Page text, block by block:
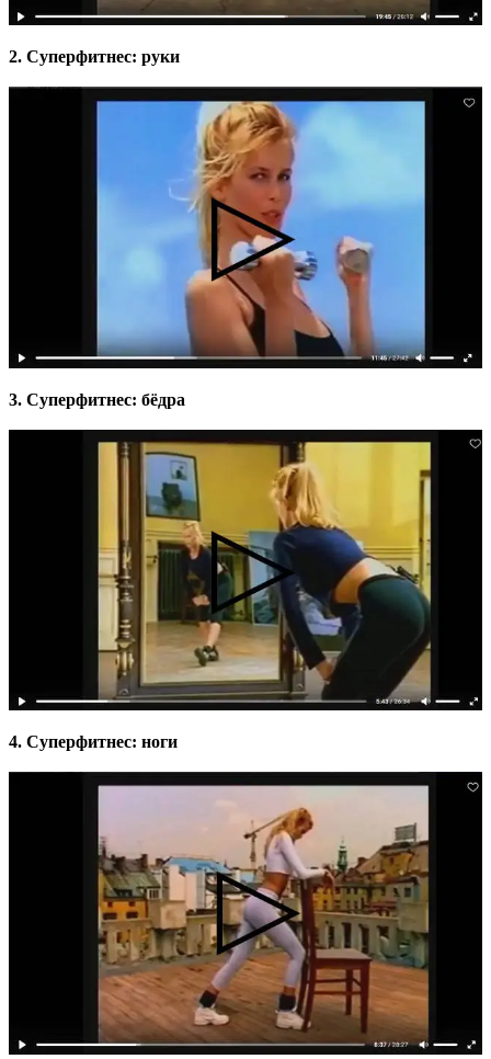
2. Cуперфитнес: руки
3. Cуперфитнес: бёдра
4. Cуперфитнес: ноги